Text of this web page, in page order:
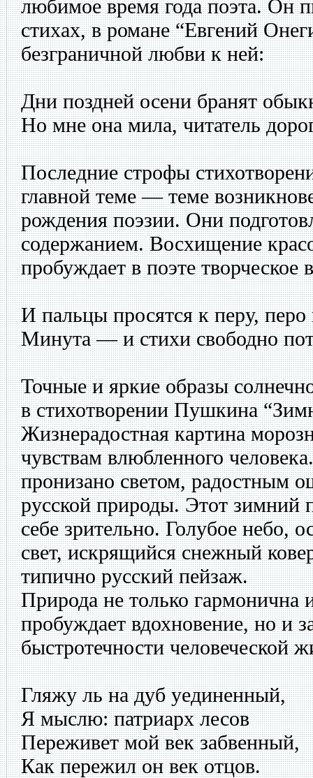
любимое время года поэта. Он
стихах, в романе “Евгений
безграничной любви к ней:
Дни поздней осени бранят
Но мне она мила, читатель
Последние строфы
главной теме — теме
рождения поэзии. Они
содержанием. Восхищение
пробуждает в поэте творческое
И пальцы просятся к перу, перо
Минута — и стихи свободно
Точные и яркие образы
в стихотворении Пушкина
Жизнерадостная картина
чувствам влюбленного
пронизано светом, радостным
русской природы. Этот зимний
себе зрительно. Голубое небо,
свет, искрящийся снежный
типично русский пейзаж.
Природа не только гармонична
пробуждает вдохновение, но и
быстротечности человеческой
Гляжу ль на дуб уединенный,
Я мыслю: патриарх лесов
Переживет мой век забвенный,
Как пережил он век отцов.